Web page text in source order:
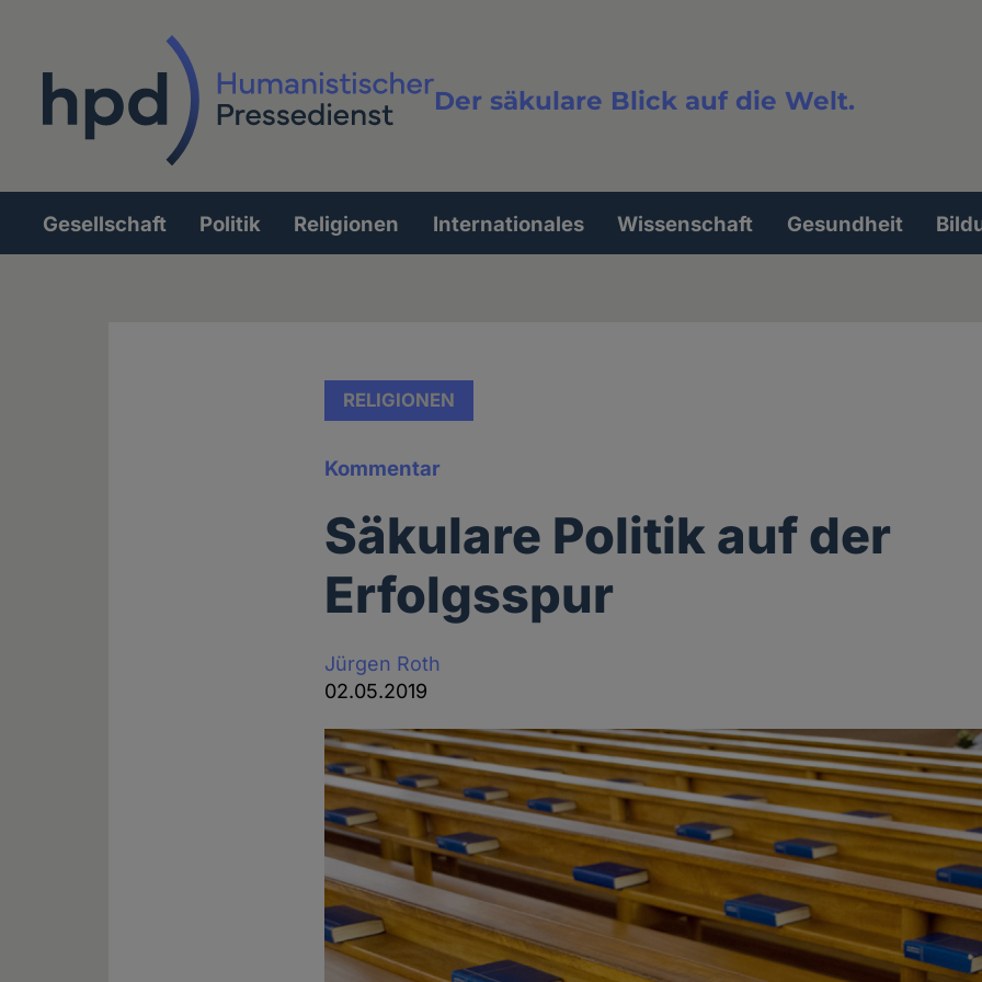
Der säkulare Blick auf die Welt.
Volltextsuche
Hauptnavigation
Gesellschaft Politik Religionen Internationales Wissenschaft Gesundheit
RELIGIONEN
Kommentar
Säkulare Politik auf der
Erfolgsspur
Jürgen Roth
02.05.2019